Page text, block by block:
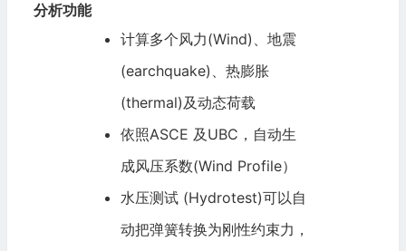
分析功能
计算多个风力(Wind)、地震
(earchquake)、热膨胀
(thermal)及动态荷载
依照ASCE 及UBC，自动生
成风压系数(Wind Profile）
水压测试 (Hydrotest)可以自
动把弹簧转换为刚性约束力，